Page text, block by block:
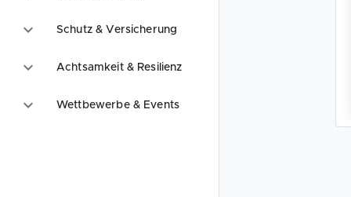
Schutz & Versicherung
Achtsamkeit & Resilienz
Wettbewerbe & Events